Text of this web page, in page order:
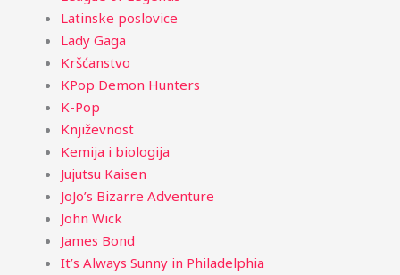
Latinske poslovice
Lady Gaga
Kršćanstvo
KPop Demon Hunters
K-Pop
Književnost
Kemija i biologija
Jujutsu Kaisen
JoJo’s Bizarre Adventure
John Wick
James Bond
It’s Always Sunny in Philadelphia